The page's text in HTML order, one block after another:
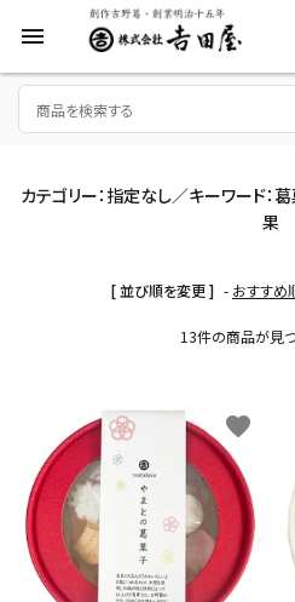
menu
カテゴリー：指定なし／キーワード：
果
[ 並び順を変更 ] - おすすめ
13件の商品が見
favorite